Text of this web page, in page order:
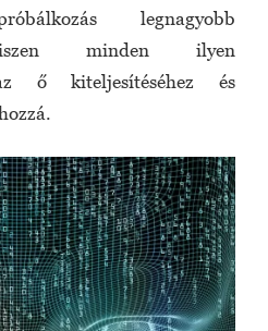
legnagyobb
minden ilyen
ő kiteljesítéséhez és